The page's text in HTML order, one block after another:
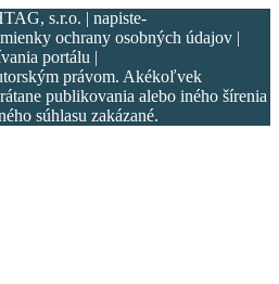
s.r.o. | napiste-
ochrany osobných údajov |
portálu |
právom. Akékoľvek
publikovania alebo iného šírenia
súhlasu zakázané.